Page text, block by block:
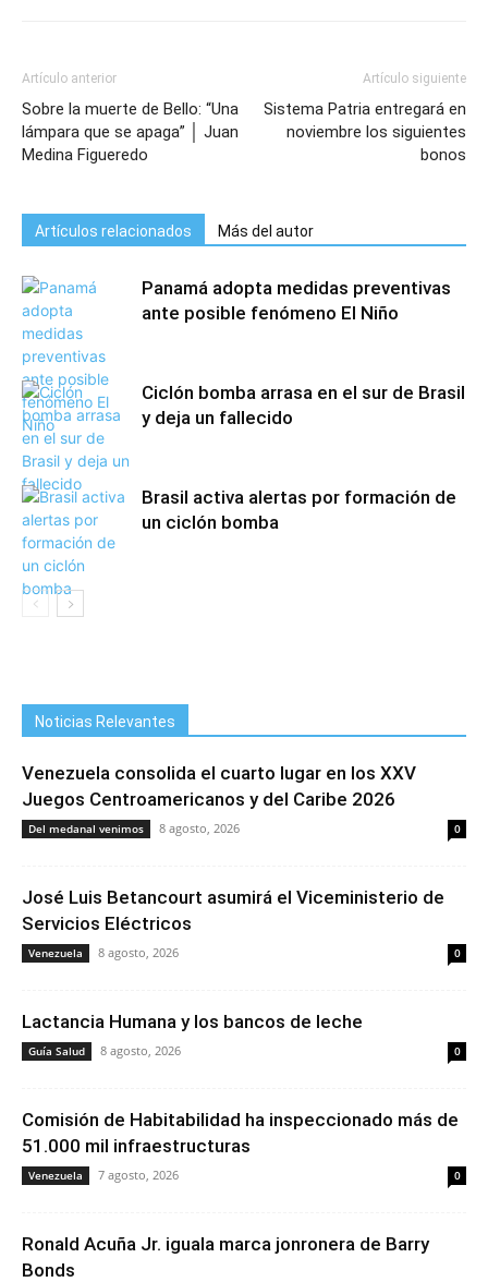
Artículo anterior
Sobre la muerte de Bello: “Una
lámpara que se apaga” │ Juan
Medina Figueredo
Artículo siguiente
Sistema Patria entregará en
noviembre los siguientes
bonos
Artículos relacionados Más del autor
Panamá adopta medidas preventivas
ante posible fenómeno El Niño
Ciclón bomba arrasa en el sur de Brasil
y deja un fallecido
Brasil activa alertas por formación de
un ciclón bomba
Noticias Relevantes
Venezuela consolida el cuarto lugar en los XXV
Juegos Centroamericanos y del Caribe 2026
Del medanal venimos 8 agosto, 2026 0
José Luis Betancourt asumirá el Viceministerio de
Servicios Eléctricos
Venezuela 8 agosto, 2026 0
Lactancia Humana y los bancos de leche
Guía Salud 8 agosto, 2026 0
Comisión de Habitabilidad ha inspeccionado más de
51.000 mil infraestructuras
Venezuela 7 agosto, 2026 0
Ronald Acuña Jr. iguala marca jonronera de Barry
Bonds